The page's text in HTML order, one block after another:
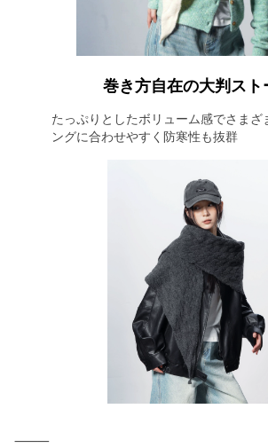
巻き方自在の大判スト
たっぷりとしたボリューム感でさまざ
ングに合わせやすく防寒性も抜群
⸻